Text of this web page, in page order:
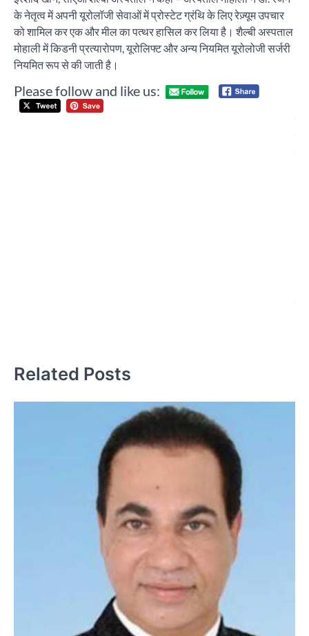
के नेतृत्व में अपनी यूरोलॉजी सेवाओं में प्रोस्टेट ग्रंथि के लिए रेज़्यूम उपचार
को शामिल कर एक और मील का पत्थर हासिल कर लिया है। शैल्बी अस्पताल
मोहाली में किडनी प्रत्यारोपण, यूरोलिफ्ट और अन्य नियमित यूरोलोजी सर्जरी
नियमित रूप से की जाती है।
Please follow and like us:
Post
Related Posts